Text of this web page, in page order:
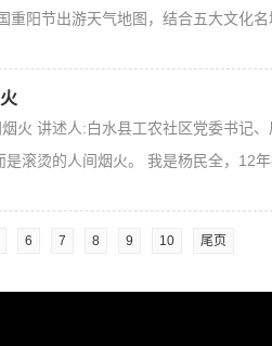
重阳节出游天气地图，结合五大文化
烟火 讲述人:白水县工农社区党委书记
滚烫的人间烟火。 我是杨民全，12
6 7 8 9 10 尾页